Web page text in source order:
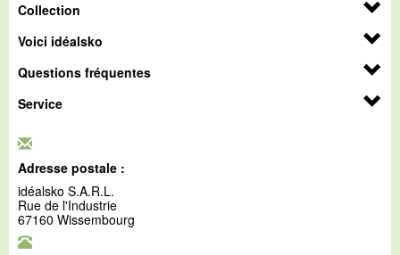
Collection
Voici idéalsko
Questions fréquentes
Service
Adresse postale :
idéalsko S.A.R.L.
Rue de l'Industrie
67160 Wissembourg